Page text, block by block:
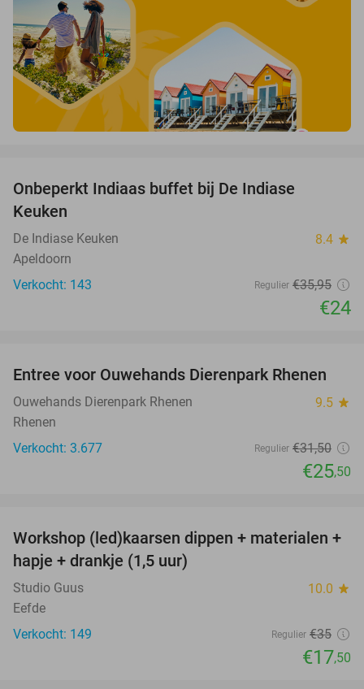
Onbeperkt Indiaas buffet bij De Indiase
Keuken
De Indiase Keuken 8.4 star
Apeldoorn
Verkocht: 143
Regulier €35,95
€24
19%
Entree voor Ouwehands Dierenpark Rhenen
Ouwehands Dierenpark Rhenen 9.5 star
Rhenen
Verkocht: 3.677
Regulier €31,50
€25,50
50%
Workshop (led)kaarsen dippen + materialen +
hapje + drankje (1,5 uur)
Studio Guus 10.0 star
Eefde
Verkocht: 149
Regulier €35
€17,50